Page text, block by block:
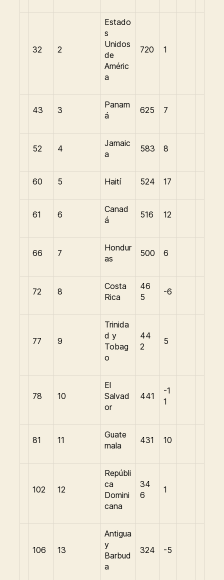
32 2
Estado
s
Unidos
de
Améric
a
720 1
43 3
Panam
á
625 7
52 4
Jamaic
a
583 8
60 5 Haití 524 17
61 6
Canad
á
516 12
66 7
Hondur
as
500 6
72 8
Costa
Rica
46
5
-6
77 9
Trinida
d y
Tobag
o
44
2
5
78 10
El
Salvad
or
441
-1
1
81 11
Guate
mala
431 10
102 12
Repúbli
ca
Domini
cana
34
6
1
106 13
Antigua
y
Barbud
a
324 -5